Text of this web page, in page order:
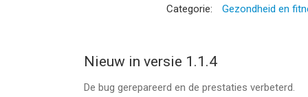
Informatie voor Moves Liteis het laatst
Categorie:
Gezondheid en
Nieuw in versie 1.1.4
De bug gerepareerd en de prestaties verbeterd.